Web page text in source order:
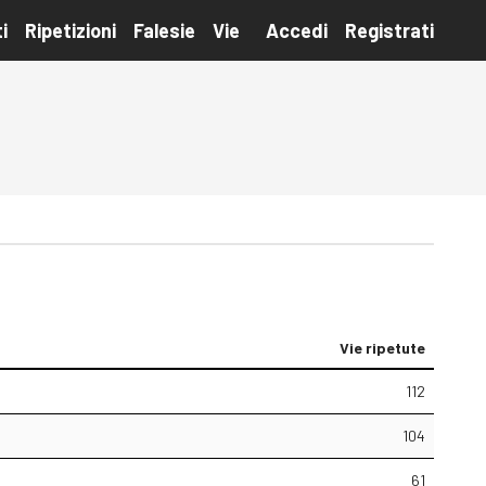
Ripetizioni Falesie Vie Accedi Registrati
Vie ripetute
112
104
61